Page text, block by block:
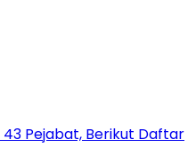
Pejabat, Berikut Daftar